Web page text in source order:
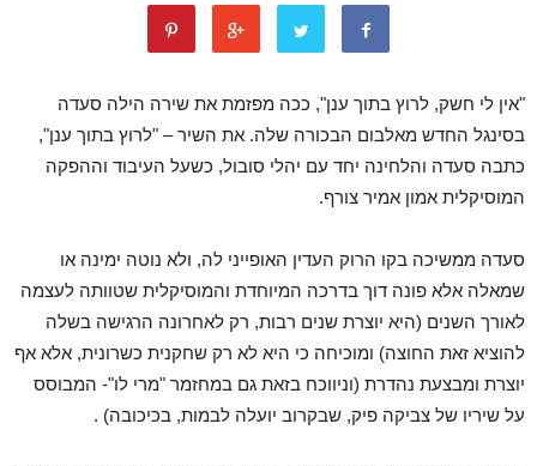
"אין לי חשק, לרוץ בתוך ענן", ככה מפזמת את שירה הילה סעדה
בסינגל החדש מאלבום הבכורה שלה. את השיר – "לרוץ בתוך ענן",
כתבה סעדה והלחינה יחד עם יהלי סובול, כשעל העיבוד וההפקה
המוסיקלית אמון אמיר צורף.
סעדה ממשיכה בקו הרוק העדין האופייני לה, ולא נוטה ימינה או
שמאלה אלא פונה דוך בדרכה המיוחדת והמוסיקלית שטוותה לעצמה
לאורך השנים (היא יוצרת שנים רבות, רק לאחרונה הרגישה בשלה
להוציא זאת החוצה) ומוכיחה כי היא לא רק שחקנית כשרונית, אלא אף
יוצרת ומבצעת נהדרת (וניווכח בזאת גם במחזמר "מרי לו"- המבוסס
על שיריו של צביקה פיק, שבקרוב יועלה לבמות, בכיכובה) .